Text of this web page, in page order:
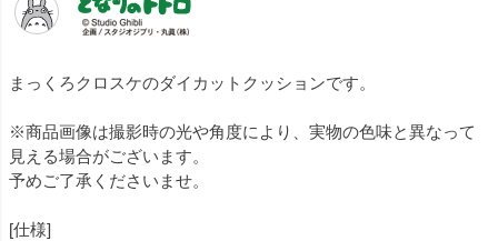
まっくろクロスケのダイカットクッションです。
※商品画像は撮影時の光や角度により、実物の色味と異なって
見える場合がございます。
予めご了承くださいませ。
[仕様]